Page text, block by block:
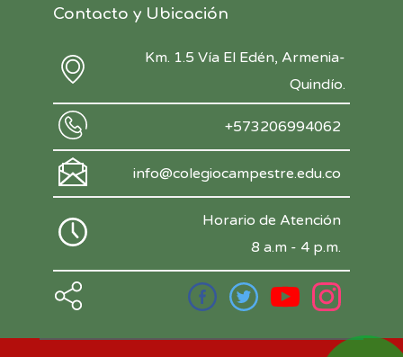
Contacto y Ubicación
Km. 1.5 Vía El Edén, Armenia-
Quindío.
+573206994062
info@colegiocampestre.edu.co
Horario de Atención
8 a.m - 4 p.m.